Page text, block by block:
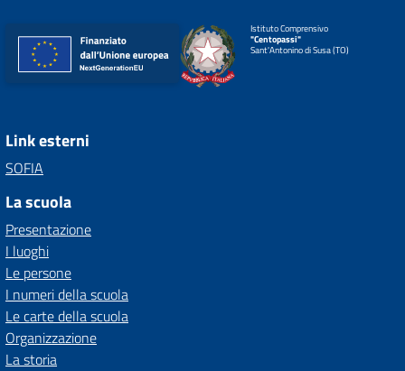
Istituto Comprensivo
"Centopassi"
Sant'Antonino di Susa (TO)
Link esterni
SOFIA
La scuola
Presentazione
I luoghi
Le persone
I numeri della scuola
Le carte della scuola
Organizzazione
La storia